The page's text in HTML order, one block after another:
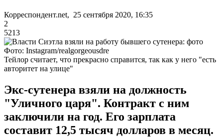
Корреспондент.net, 25 сентября 2020, 16:35
2
5213
Фото: Instagram/realgorgeousdre
Тейлор считает, что прекрасно справится, так как у него "есть
авторитет на улице"
Экс-сутенера взяли на должность
"Уличного царя". Контракт с ним
заключили на год. Его зарплата
составит 12,5 тысяч долларов в месяц.